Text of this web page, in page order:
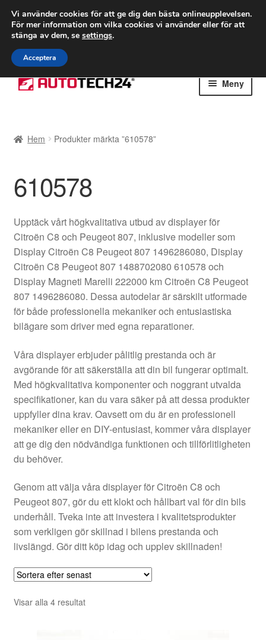
FRAKT från 75 kr
Världsomspännande frakt
Ring 766 924 713
Hoppa
till
Hoppa
till
Meny
Betalningar
Integritetspolicy
Kolla upp
Kontakt
Mitt konto
Reklamationsprocedur
Transport
Vagn
Världsomspännande frakt
Villkor
Hem Produkter märkta ”610578”
610578
Upptäck vårt högkvalitativa utbud av displayer för
Citroën C8 och Peugeot 807, inklusive modeller som
Display Citroën C8 Peugeot 807 1496286080, Display
Citroën C8 Peugeot 807 1488702080 610578 och
Display Magneti Marelli 222000 km Citroën C8 Peugeot
807 1496286080. Dessa autodelar är särskilt utformade
för både professionella mekaniker och entusiastiska
bilägare som driver med egna reparationer.
Våra displayer erbjuder pålitlig prestanda och är
avgörande för att säkerställa att din bil fungerar optimalt.
Med högkvalitativa komponenter och noggrant utvalda
specifikationer, kan du vara säker på att dessa produkter
uppfyller dina krav. Oavsett om du är en professionell
mekaniker eller en DIY-entusiast, kommer våra displayer
att ge dig den nödvändiga funktionen och tillförlitligheten
du behöver.
Genom att välja våra displayer för Citroën C8 och
Peugeot 807, gör du ett klokt och hållbart val för din bils
underhåll. Tveka inte att investera i kvalitetsprodukter
som verkligen gör skillnad i bilens prestanda och
livslängd. Gör ditt köp idag och upplev skillnaden!
Visar alla 4 resultatSortera
Vi använder cookies för att ge dig den bästa onlineupplevelsen.
För mer information om vilka cookies vi använder eller för att
stänga av dem, se settings.
Acceptera